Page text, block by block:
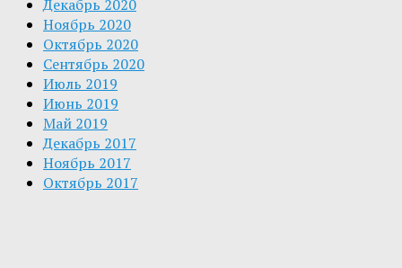
Декабрь 2020
Ноябрь 2020
Октябрь 2020
Сентябрь 2020
Июль 2019
Июнь 2019
Май 2019
Декабрь 2017
Ноябрь 2017
Октябрь 2017